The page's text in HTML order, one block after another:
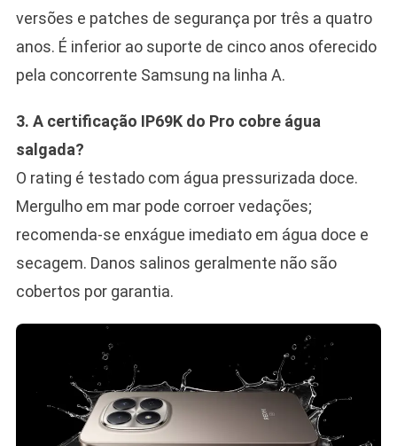
versões e patches de segurança por três a quatro
anos. É inferior ao suporte de cinco anos oferecido
pela concorrente Samsung na linha A.
3. A certificação IP69K do Pro cobre água
salgada?
O rating é testado com água pressurizada doce.
Mergulho em mar pode corroer vedações;
recomenda-se enxágue imediato em água doce e
secagem. Danos salinos geralmente não são
cobertos por garantia.